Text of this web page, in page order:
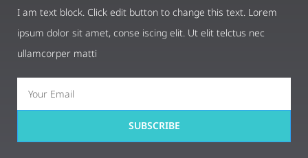
I am text block. Click edit button to change this text. Lorem
ipsum dolor sit amet, conse iscing elit. Ut elit telctus nec
ullamcorper matti
SUBSCRIBE